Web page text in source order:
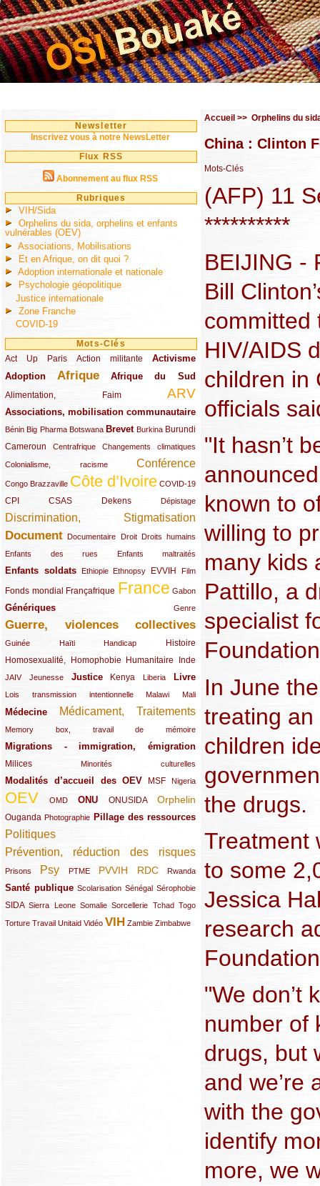
Newsletter
Inscrivez vous à notre NewsLetter
Flux RSS
Abonnement au flux RSS
Rubriques
VIH/Sida
Orphelins du sida, orphelins et enfants
vulnérables (OEV)
Associations, Mobilisations
Et en Afrique, on dit quoi ?
Adoption internationale et nationale
Psychologie géopolitique
Justice internationale
Zone Franche
COVID-19
Mots-Clés
Act Up Paris
(49/289) Action militante
(32/289) Activisme
(73/289)
Adoption
(82/289) Afrique
(161/289) Afrique du Sud
(73/289)
Alimentation, Faim
(48/289) ARV
(203/289)
Associations, mobilisation communautaire
(65/289)
Bénin
(13/289)Big Pharma
(16/289) Botswana
(9/289) Brevet
(83/289) Burkina
(18/289) Burundi
(30/289)
Cameroun
(47/289) Centrafrique
(23/289) Changements climatiques
(10/289)
Colonialisme, racisme
(19/289) Conférence
(118/289)
Congo Brazzaville
(24/289) Côte d’Ivoire
(263/289) COVID-19
(13/289)
CPI
(48/289) CSAS
(32/289) Dekens
(29/289) Dépistage
(19/289)
Discrimination, Stigmatisation
(131/289)
Document
(145/289) Documentaire
(9/289) Droit
(20/289) Droits humains
(22/289)
Enfants des rues
(21/289) Enfants maltraités
(10/289)
Enfants soldats
(68/289) Ethiopie
(12/289) Ethnopsy
(15/289) EVVIH
(55/289) Film
(22/289)
Fonds mondial
(48/289) Françafrique
(39/289) France
(289/289) Gabon
(12/289)
Génériques
(59/289) Genre
(22/289)
Guerre, violences collectives
(149/289)
Guinée
(12/289) Haïti
(15/289) Handicap
(10/289) Histoire
(49/289)
Homosexualité, Homophobie
(44/289) Humanitaire
(47/289) Inde
(34/289)
JAIV
(10/289)Jeunesse
(21/289) Justice
(65/289) Kenya
(35/289) Liberia
(25/289) Livre
(62/289)
Lois transmission intentionnelle
(24/289) Malawi
(11/289) Mali
(21/289)
Médecine
(62/289) Médicament, Traitements
(142/289)
Memory box, travail de mémoire
(11/289)
Migrations - immigration, émigration
(67/289)
Milices
(34/289) Minorités culturelles
(15/289)
Modalités d’accueil des OEV
(58/289) MSF
(54/289) Nigeria
(27/289)
OEV
(269/289) OMD
(26/289) ONU
(58/289) ONUSIDA
(44/289) Orphelin
(112/289)
Ouganda
(29/289) Photographie
(27/289) Pillage des ressources
(77/289)
Politiques
(120/289)
Prévention, réduction des risques
(131/289)
Prisons
(22/289) Psy
(119/289) PTME
(12/289) PVVIH
(111/289) RDC
(104/289) Rwanda
(23/289)
Santé publique
(59/289) Scolarisation
(9/289) Sénégal
(13/289) Sérophobie
(19/289)
SIDA
(29/289)Sierra Leone
(13/289) Somalie
(12/289) Sorcellerie
(19/289) Tchad
(10/289) Togo
(15/289)
Torture
(17/289)Travail
(21/289) Unitaid
(26/289) Vidéo
(23/289) VIH
(154/289) Zambie
(12/289) Zimbabwe
(21/289)
Accueil >> Orphelins du
China : Clinton
Mots-Clés
(AFP) 11
**********
BEIJING -
Bill
committed
HIV/AIDS
children in
officials
"It hasn’t
known to
willing to
many kids
Pattillo, a
specialist
In June
treating an
children
the drugs.
Treatment
to some
Jessica
research
"We don’t
number of
drugs, but
and we’re
with the
identify
more, we